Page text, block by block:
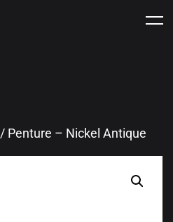
/ Penture – Nickel Antique